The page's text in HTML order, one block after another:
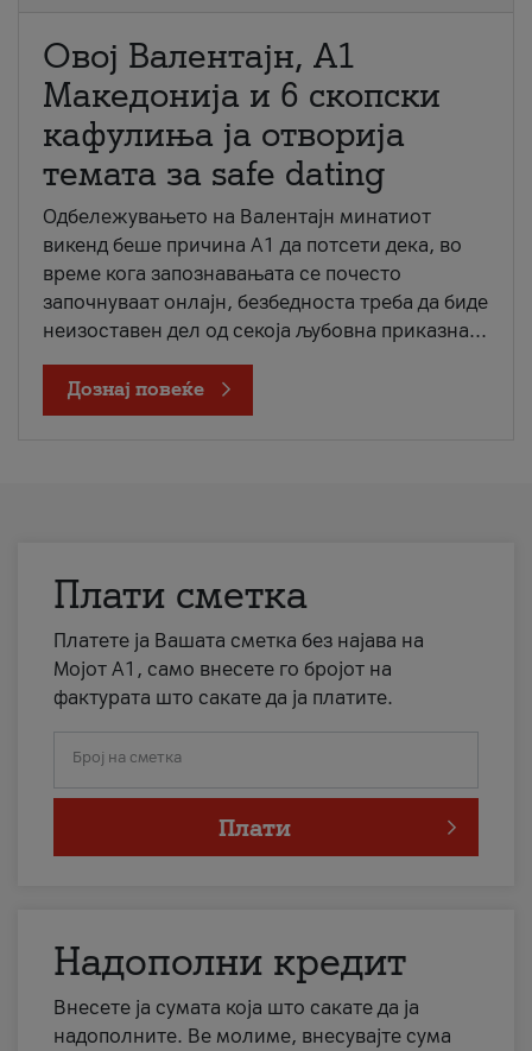
Овој Валентајн, A1
Македонија и 6 скопски
кафулиња ја отворија
темата за safe dating
Одбележувањето на Валентајн минатиот
викенд беше причина А1 да потсети дека, во
време кога запознавањата се почесто
започнуваат онлајн, безбедноста треба да биде
неизоставен дел од секоја љубовна приказна...
Дознај повеќе
Плати сметка
Платете ја Вашата сметка без најава на
Мојот А1, само внесете го бројот на
фактурата што сакате да ја платите.
Број на сметка
Плати
Надополни кредит
Внесете ја сумата која што сакате да ја
надополните. Ве молиме, внесувајте сума